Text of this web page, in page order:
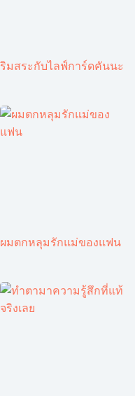
ริมสระกับไลฟ์การ์ดคันนะ
ผมตกหลุมรักแม่ของแฟน